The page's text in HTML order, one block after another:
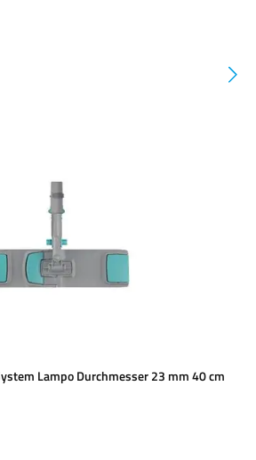
Lampo Durchmesser 23 mm 40 cm